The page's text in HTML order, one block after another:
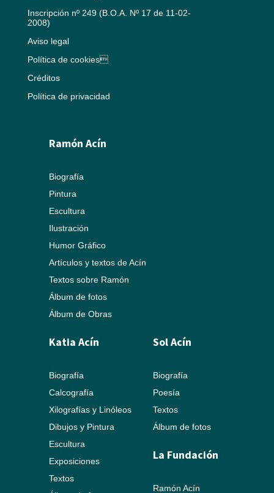
Inscripción nº 249 (B.O.A. Nº 17 de 11-02-
2008)
Aviso legal
Política de cookies
Créditos
Política de privacidad
Ramón Acín
Biografía
Pintura
Escultura
Ilustración
Humor Gráfico
Artículos y textos de Acín
Textos sobre Ramón
Álbum de fotos
Álbum de Obras
Katia Acín
Biografía
Calcografía
Xilografías y Linóleos
Dibujos y Pintura
Escultura
Exposiciones
Textos
Sol Acín
Biografía
Poesía
Textos
Álbum de fotos
La Fundación
Ramón Acín